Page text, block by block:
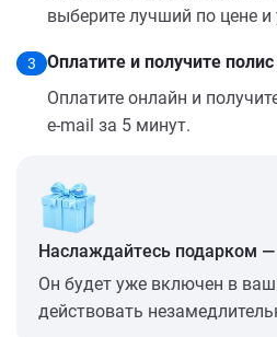
выберите лучший по цене и
3
Оплатите и получите полис
Оплатите онлайн и
e-mail за 5 минут.
Наслаждайтесь подарком
Он будет уже включен в ваш
действовать